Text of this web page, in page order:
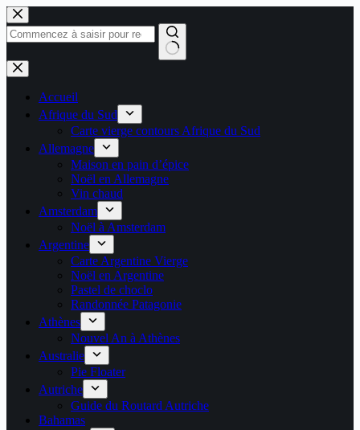
Passer
au
contenu
Aucun
résultat
Accueil
Afrique du Sud
Carte vierge contours Afrique du Sud
Allemagne
Maison en pain d’épice
Noël en Allemagne
Vin chaud
Amsterdam
Noël à Amsterdam
Argentine
Carte Argentine Vierge
Noël en Argentine
Pastel de choclo
Randonnée Patagonie
Athènes
Nouvel An à Athènes
Australie
Pie Floater
Autriche
Guide du Routard Autriche
Bahamas